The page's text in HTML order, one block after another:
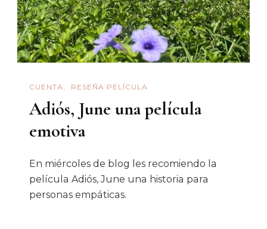
CUENTA RESEÑA PELÍCULA
Adiós, June una película
emotiva
En miércoles de blog les recomiendo la
película Adiós, June una historia para
personas empáticas.